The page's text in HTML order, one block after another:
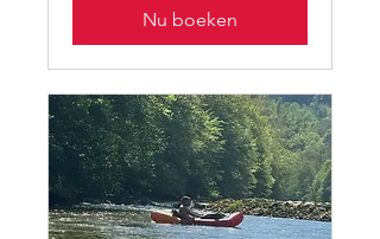
Nu boeken